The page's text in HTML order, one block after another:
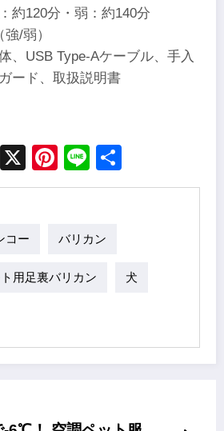
約120分・弱：約140分
/弱）
、USB Type-Aケーブル、手入
ード、取扱説明書
Facebook
X Pinterest
Line
コー バリカン
用足裏バリカン 犬